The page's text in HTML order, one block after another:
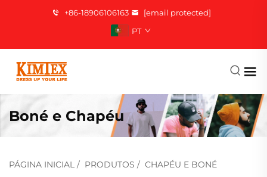
+86-18906106163
[email protected]
PT
Boné e Chapéu
PÁGINA INICIAL / PRODUTOS / CHAPÉU E BONÉ